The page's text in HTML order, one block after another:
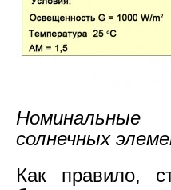
солнечных
Как правило,